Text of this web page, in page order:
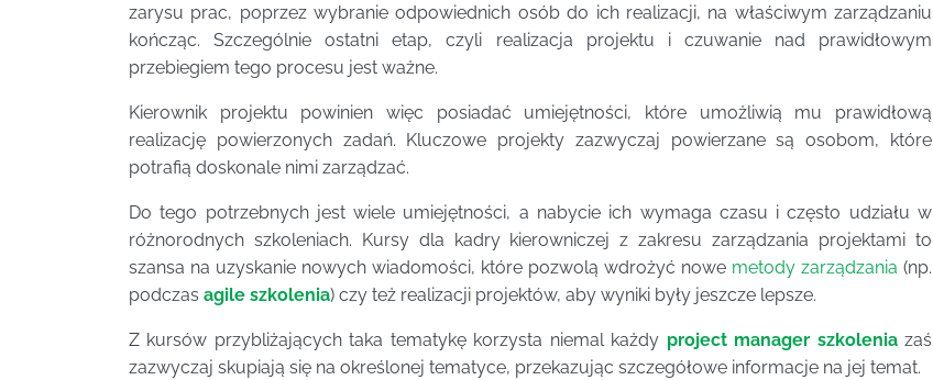
zarysu prac, poprzez wybranie odpowiednich osób do ich realizacji, na właściwym zarządzaniu
kończąc. Szczególnie ostatni etap, czyli realizacja projektu i czuwanie nad prawidłowym
przebiegiem tego procesu jest ważne.
Kierownik projektu powinien więc posiadać umiejętności, które umożliwią mu prawidłową
realizację powierzonych zadań. Kluczowe projekty zazwyczaj powierzane są osobom, które
potrafią doskonale nimi zarządzać.
Do tego potrzebnych jest wiele umiejętności, a nabycie ich wymaga czasu i często udziału w
różnorodnych szkoleniach. Kursy dla kadry kierowniczej z zakresu zarządzania projektami to
szansa na uzyskanie nowych wiadomości, które pozwolą wdrożyć nowe metody zarządzania (np.
podczas agile szkolenia) czy też realizacji projektów, aby wyniki były jeszcze lepsze.
Z kursów przybliżających taka tematykę korzysta niemal każdy project manager szkoleniazaś
zazwyczaj skupiają się na określonej tematyce, przekazując szczegółowe informacje na jej temat.